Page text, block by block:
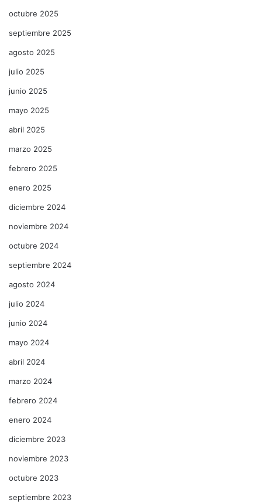
octubre 2025
septiembre 2025
agosto 2025
julio 2025
junio 2025
mayo 2025
abril 2025
marzo 2025
febrero 2025
enero 2025
diciembre 2024
noviembre 2024
octubre 2024
septiembre 2024
agosto 2024
julio 2024
junio 2024
mayo 2024
abril 2024
marzo 2024
febrero 2024
enero 2024
diciembre 2023
noviembre 2023
octubre 2023
septiembre 2023